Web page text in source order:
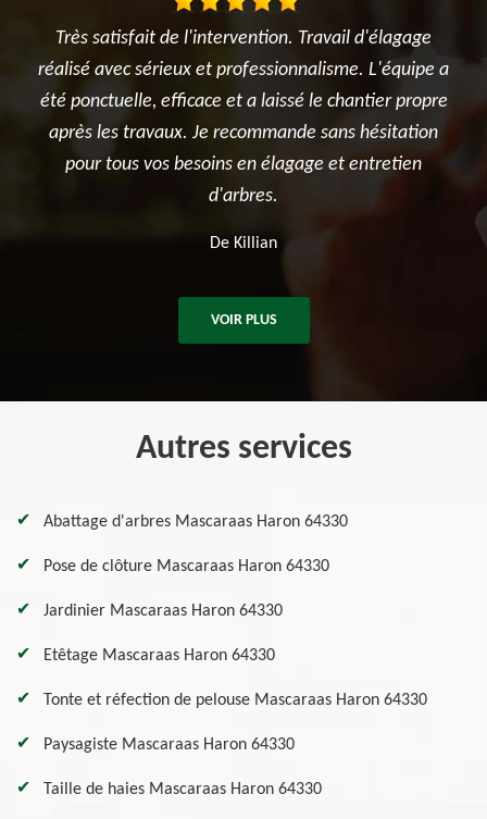
d'élagage
L'équipe a
le chantier propre
sans hésitation
et entretien
Je suis ravi des travaux réalisés dans
l'élagage du cerisier, l'entretien des
et surtout le terrassement et la
potager. Je recommande
entreprise.
VOIR PLUS
Autres services
Abattage d'arbres Mascaraas Haron 64330
Pose de clôture Mascaraas Haron 64330
Jardinier Mascaraas Haron 64330
Etêtage Mascaraas Haron 64330
Tonte et réfection de pelouse Mascaraas Haron 64330
Paysagiste Mascaraas Haron 64330
Taille de haies Mascaraas Haron 64330